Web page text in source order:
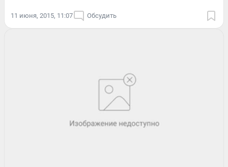
11 июня, 2015, 11:07 Обсудить